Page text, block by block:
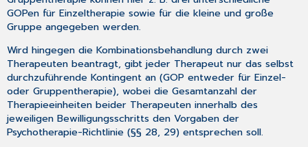
GOPen für Einzeltherapie sowie für die kleine und große
Gruppe angegeben werden.
Wird hingegen die Kombinationsbehandlung durch zwei
Therapeuten beantragt, gibt jeder Therapeut nur das selbst
durchzuführende Kontingent an (GOP entweder für Einzel-
oder Gruppentherapie), wobei die Gesamtanzahl der
Therapieeinheiten beider Therapeuten innerhalb des
jeweiligen Bewilligungsschritts den Vorgaben der
Psychotherapie-Richtlinie (§§ 28, 29) entsprechen soll.